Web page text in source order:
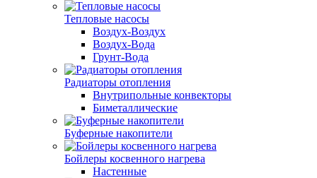
Тепловые насосы
Воздух-Воздух
Воздух-Вода
Грунт-Вода
Радиаторы отопления
Внутрипольные конвекторы
Биметаллические
Буферные накопители
Бойлеры косвенного нагрева
Настенные